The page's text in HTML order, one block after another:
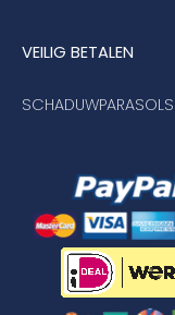
VEILIG BETALEN